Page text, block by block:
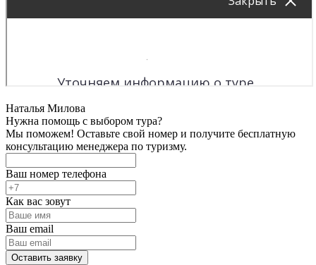
Наталья Милова
Нужна помощь с выбором тура?
Мы поможем! Оставьте свой номер и получите бесплатную
консультацию менеджера по туризму.
Ваш номер телефона
Как вас зовут
Ваш email